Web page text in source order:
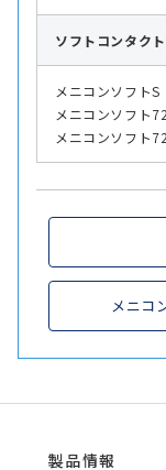
ソフト コンタク
メニコンソフトS
メニコンソフト72
メニコンソフト
メニコ
製品情報